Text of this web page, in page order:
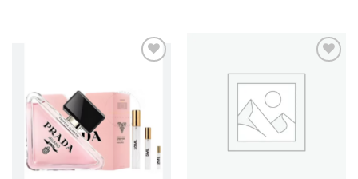
LISTA
DE
DESEOS
AÑADIR